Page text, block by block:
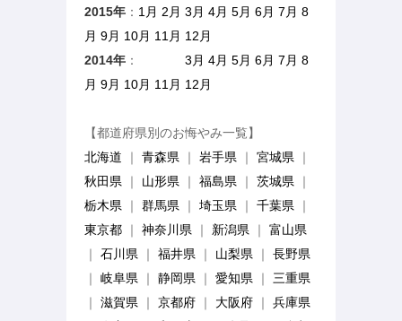
2015年 ： 1月 2月 3月 4月 5月 6月 7月 8
月 9月 10月 11月 12月
2014年 ： 3月 4月 5月 6月 7月 8
月 9月 10月 11月 12月
【都道府県別のお悔やみ一覧】
北海道 ｜ 青森県 ｜ 岩手県 ｜ 宮城県 ｜
秋田県 ｜ 山形県 ｜ 福島県 ｜ 茨城県 ｜
栃木県 ｜ 群馬県 ｜ 埼玉県 ｜ 千葉県 ｜
東京都 ｜ 神奈川県 ｜ 新潟県 ｜ 富山県
｜ 石川県 ｜ 福井県 ｜ 山梨県 ｜ 長野県
｜ 岐阜県 ｜ 静岡県 ｜ 愛知県 ｜ 三重県
｜ 滋賀県 ｜ 京都府 ｜ 大阪府 ｜ 兵庫県